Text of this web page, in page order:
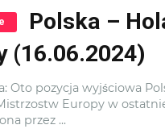
Polska –
(16.06.2024)
Oto pozycja wyjściowa
Europy w
przez ...